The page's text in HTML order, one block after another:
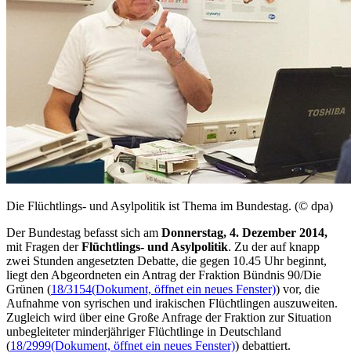
Die Flüchtlings- und Asylpolitik ist Thema im Bundestag. (© dpa)
Der Bundestag befasst sich am Donnerstag, 4. Dezember 2014,
mit Fragen derFlüchtlings- und Asylpolitik. Zu der auf knapp
zwei Stunden angesetzten Debatte, die gegen 10.45 Uhr beginnt,
liegt den Abgeordneten ein Antrag der Fraktion Bündnis 90/Die
Grünen (18/3154(Dokument, öffnet ein neues Fenster)) vor, die
Aufnahme von syrischen und irakischen Flüchtlingen auszuweiten.
Zugleich wird über eine Große Anfrage der Fraktion zur Situation
unbegleiteter minderjähriger Flüchtlinge in Deutschland
(18/2999(Dokument, öffnet ein neues Fenster)) debattiert.